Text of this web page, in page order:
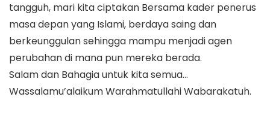
tangguh, mari kita ciptakan Bersama kader penerus
masa depan yang Islami, berdaya saing dan
berkeunggulan sehingga mampu menjadi agen
perubahan di mana pun mereka berada.
Salam dan Bahagia untuk kita semua…
Wassalamu’alaikum Warahmatullahi Wabarakatuh.